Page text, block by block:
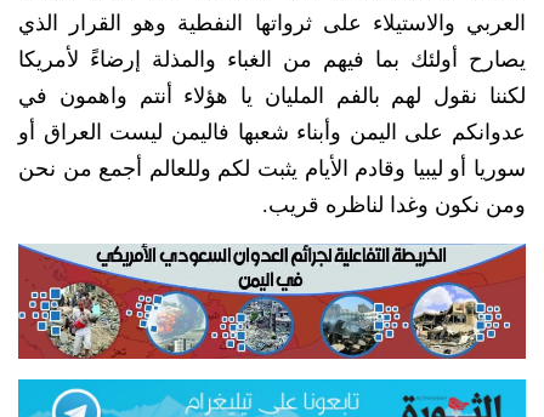
العربي والاستيلاء على ثرواتها النفطية وهو القرار الذي
يصارح أولئك بما فيهم من الغباء والمذلة إرضاءً لأمريكا
لكننا نقول لهم بالفم المليان يا هؤلاء أنتم واهمون في
عدوانكم على اليمن وأبناء شعبها فاليمن ليست العراق أو
سوريا أو ليبيا وقادم الأيام يثبت لكم وللعالم أجمع من نحن
ومن نكون وغدا لناظره قريب.